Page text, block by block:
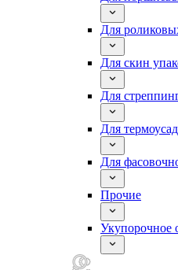
Для
Для скин
Для
Для
Для
Прочие
Укупорочное